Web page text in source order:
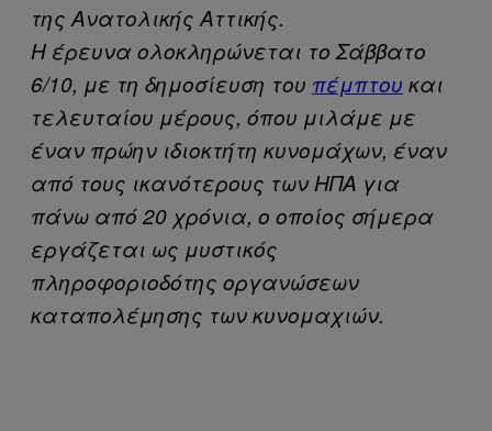
της Ανατολικής Αττικής.
Η έρευνα ολοκληρώνεται το Σάββατο
6/10, με τη δημοσίευση του πέμπτου και
τελευταίου μέρους, όπου μιλάμε με
έναν πρώην ιδιοκτήτη κυνομάχων, έναν
από τους ικανότερους των ΗΠΑ για
πάνω από 20 χρόνια, ο οποίος σήμερα
εργάζεται ως μυστικός
πληροφοριοδότης οργανώσεων
καταπολέμησης των κυνομαχιών.